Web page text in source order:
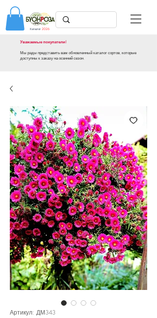
Уважаемые покупатели!
Мы рады представить вам обновленный каталог сортов, которые
доступны к заказу на осенний сезон.
Каталог 2026
Артикул: ДМ343